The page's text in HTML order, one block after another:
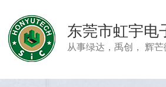
东莞市虹宇电
从事绿达，禹创， 辉